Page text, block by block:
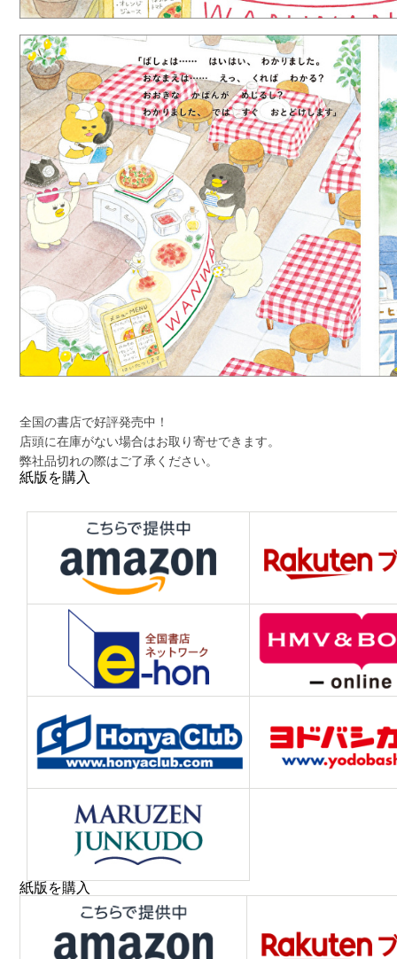
全国の書店で好評発売中！
店頭に在庫がない場合はお取り寄せできます。
弊社品切れの際はご了承ください。
紙版を購入
紙版を購入